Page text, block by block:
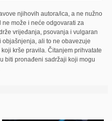
njihovih autora/ica, a ne nužno
može i neće odgovarati za
vrijeđanja, psovanja i vulgaran
ali to ne obavezuje
krše pravila. Čitanjem prihvatate
biti pronađeni sadržaji koji mogu